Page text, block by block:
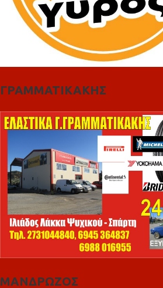
ΓΡΑΜΜΑΤΙΚΑΚΗΣ
ΜΑΝΔΡΩΖΟΣ